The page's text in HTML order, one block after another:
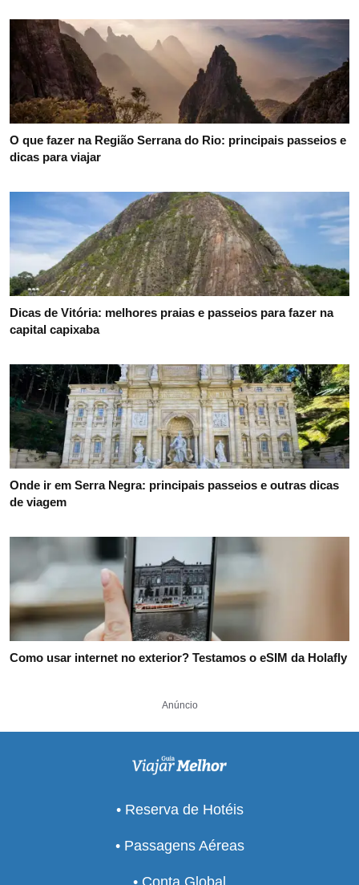
O que fazer na Região Serrana do Rio: principais passeios e
dicas para viajar
Dicas de Vitória: melhores praias e passeios para fazer na
capital capixaba
Onde ir em Serra Negra: principais passeios e outras dicas
de viagem
Como usar internet no exterior? Testamos o eSIM da Holafly
Anúncio
• Reserva de Hotéis
• Passagens Aéreas
• Conta Global